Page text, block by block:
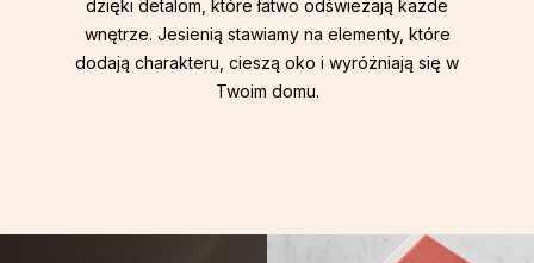
dzięki detalom, które łatwo odświeżają każde
wnętrze. Jesienią stawiamy na elementy, które
dodają charakteru, cieszą oko i wyróżniają się w
Twoim domu.